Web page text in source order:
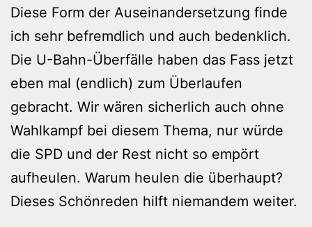
Diese Form der Auseinandersetzung finde
ich sehr befremdlich und auch bedenklich.
Die U-Bahn-Überfälle haben das Fass jetzt
eben mal (endlich) zum Überlaufen
gebracht. Wir wären sicherlich auch ohne
Wahlkampf bei diesem Thema, nur würde
die SPD und der Rest nicht so empört
aufheulen. Warum heulen die überhaupt?
Dieses Schönreden hilft niemandem weiter.